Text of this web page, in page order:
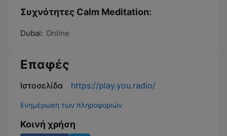
Συχνότητες Calm Meditation:
Dubai: Online
Επαφές
Ιστοσελίδα https://play.you.radio/
Ενημέρωση των πληροφοριών
Κοινή χρήση